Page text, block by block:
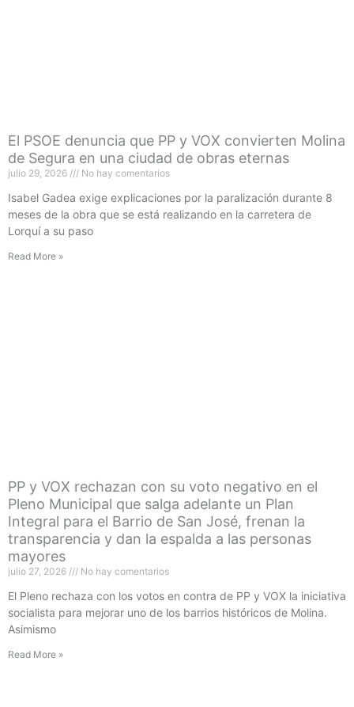
El PSOE denuncia que PP y VOX convierten Molina
de Segura en una ciudad de obras eternas
julio 29, 2026 No hay comentarios
Isabel Gadea exige explicaciones por la paralización durante 8
meses de la obra que se está realizando en la carretera de
Lorquí a su paso
Read More »
PP y VOX rechazan con su voto negativo en el
Pleno Municipal que salga adelante un Plan
Integral para el Barrio de San José, frenan la
transparencia y dan la espalda a las personas
mayores
julio 27, 2026 No hay comentarios
El Pleno rechaza con los votos en contra de PP y VOX la iniciativa
socialista para mejorar uno de los barrios históricos de Molina.
Asimismo
Read More »